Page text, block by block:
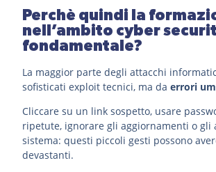
Perchè quindi la
nell’ambito cyber
fondamentale?
La maggior parte degli attacchi
sofisticati exploit tecnici, ma daerrori
Cliccare su un link sospetto, usare
ripetute, ignorare gli aggiornamenti o gli
sistema: questi piccoli gesti possono
devastanti.